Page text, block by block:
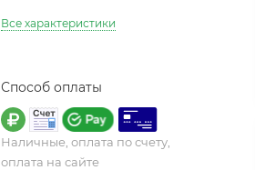
Все характеристики
Способ оплаты
Наличные, оплата по счету,
оплата на сайте